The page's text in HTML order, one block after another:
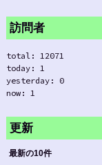
訪問者
total: 12071
today: 1
yesterday: 0
now: 1
更新
最新の10件